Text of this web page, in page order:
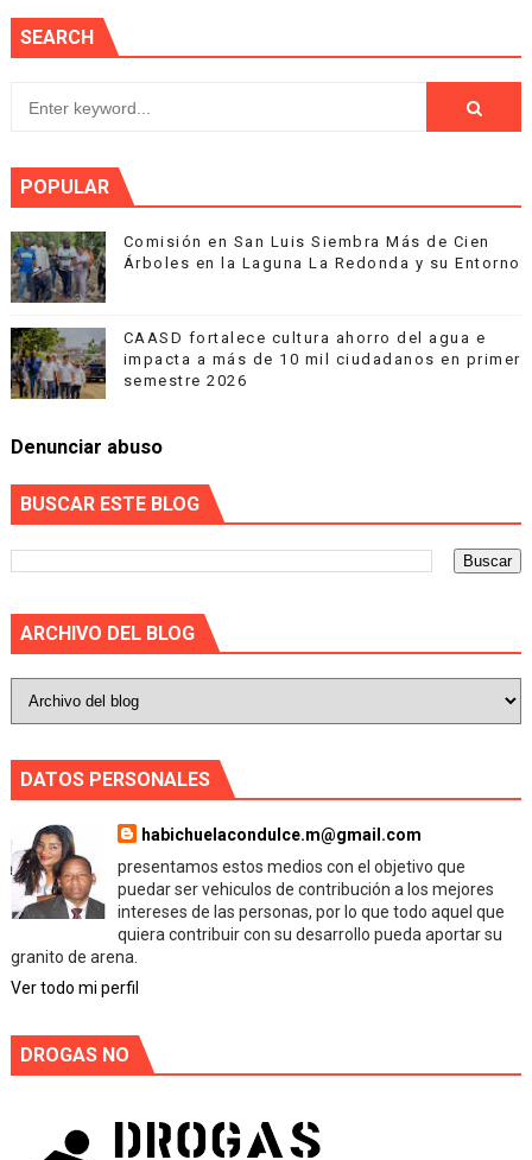
SEARCH
POPULAR
Comisión en San Luis Siembra Más de Cien
Árboles en la Laguna La Redonda y su Entorno
CAASD fortalece cultura ahorro del agua e
impacta a más de 10 mil ciudadanos en primer
semestre 2026
Denunciar abuso
BUSCAR ESTE BLOG
ARCHIVO DEL BLOG
DATOS PERSONALES
habichuelacondulce.m@gmail.com
presentamos estos medios con el objetivo que
puedar ser vehiculos de contribución a los mejores
intereses de las personas, por lo que todo aquel que
quiera contribuir con su desarrollo pueda aportar su
granito de arena.
Ver todo mi perfil
DROGAS NO